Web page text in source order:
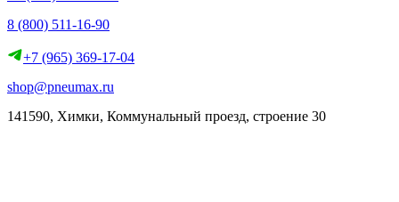
8 (800) 511-16-90
+7 (965) 369-17-04
shop@pneumax.ru
141590, Химки, Коммунальный проезд, строение 30